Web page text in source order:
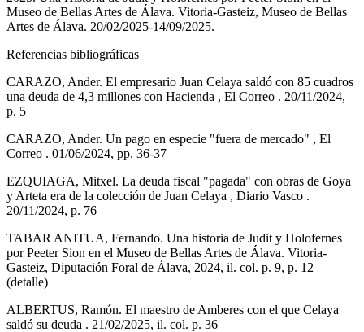
Museo de Bellas Artes de Álava. Vitoria-Gasteiz, Museo de Bellas
Artes de Álava. 20/02/2025-14/09/2025.
Referencias bibliográficas
CARAZO, Ander. El empresario Juan Celaya saldó con 85 cuadros
una deuda de 4,3 millones con Hacienda , El Correo . 20/11/2024,
p. 5
CARAZO, Ander. Un pago en especie "fuera de mercado" , El
Correo . 01/06/2024, pp. 36-37
EZQUIAGA, Mitxel. La deuda fiscal "pagada" con obras de Goya
y Arteta era de la colección de Juan Celaya , Diario Vasco .
20/11/2024, p. 76
TABAR ANITUA, Fernando. Una historia de Judit y Holofernes
por Peeter Sion en el Museo de Bellas Artes de Álava. Vitoria-
Gasteiz, Diputación Foral de Álava, 2024, il. col. p. 9, p. 12
(detalle)
ALBERTUS, Ramón. El maestro de Amberes con el que Celaya
saldó su deuda . 21/02/2025, il. col. p. 36